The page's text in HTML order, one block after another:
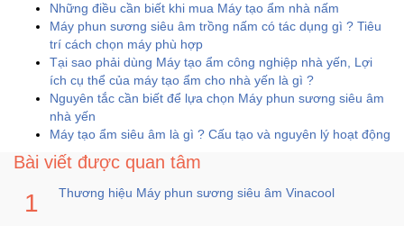
Những điều cần biết khi mua Máy tạo ẩm nhà nấm
Máy phun sương siêu âm trồng nấm có tác dụng gì ? Tiêu
trí cách chọn máy phù hợp
Tại sao phải dùng Máy tạo ẩm công nghiệp nhà yến, Lợi
ích cụ thể của máy tạo ẩm cho nhà yến là gì ?
Nguyên tắc cần biết để lựa chọn Máy phun sương siêu âm
nhà yến
Máy tạo ẩm siêu âm là gì ? Cấu tạo và nguyên lý hoạt động
Bài viết được quan tâm
Thương hiệu Máy phun sương siêu âm Vinacool